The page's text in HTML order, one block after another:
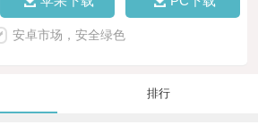
安卓市场，安全绿色
排行